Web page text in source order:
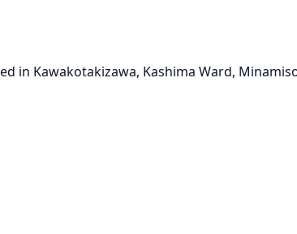
in Kawakotakizawa, Kashima Ward,